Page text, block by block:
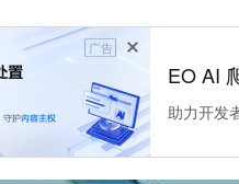
广告
EO AI
助力开发